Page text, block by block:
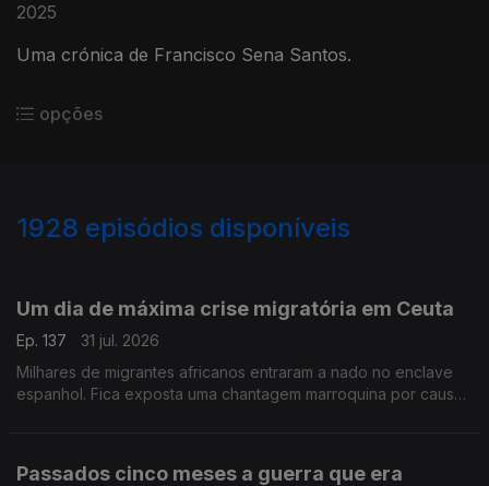
2025
Uma crónica de Francisco Sena Santos.
opções
1928 episódios disponíveis
Um dia de máxima crise migratória em Ceuta
Ep. 137
31 jul. 2026
Milhares de migrantes africanos entraram a nado no enclave
espanhol. Fica exposta uma chantagem marroquina por causa
Passados cinco meses a guerra que era